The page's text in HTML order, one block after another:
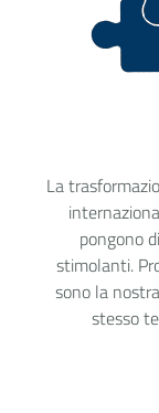
La
pongono
stimolanti.
sono la
stesso